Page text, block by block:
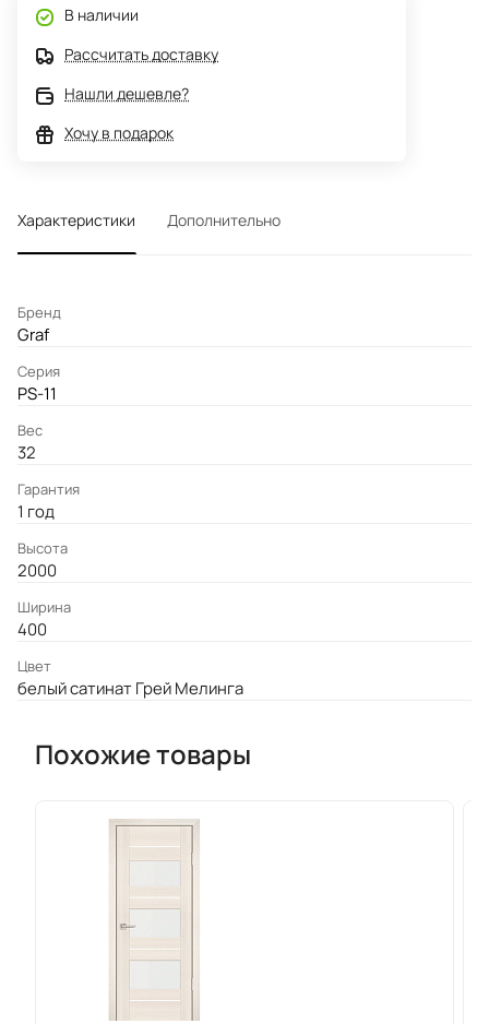
В наличии
Рассчитать доставку
Нашли дешевле?
Хочу в подарок
Характеристики Дополнительно
Бренд
Graf
Серия
PS-11
Вес
32
Гарантия
1 год
Высота
2000
Ширина
400
Цвет
белый сатинат Грей Мелинга
Похожие товары